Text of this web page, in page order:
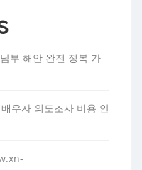
부 해안 완전 정복 가
우자 외도조사 비용 안